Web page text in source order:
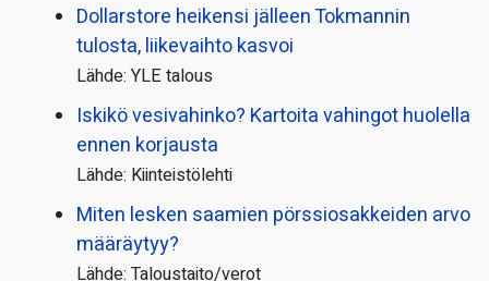
Dollarstore heikensi jälleen Tokmannin
tulosta, liikevaihto kasvoi
Lähde: YLE talous
Iskikö vesivahinko? Kartoita vahingot huolella
ennen korjausta
Lähde: Kiinteistölehti
Miten lesken saamien pörssi­osakkeiden arvo
määräytyy?
Lähde: Taloustaito/verot